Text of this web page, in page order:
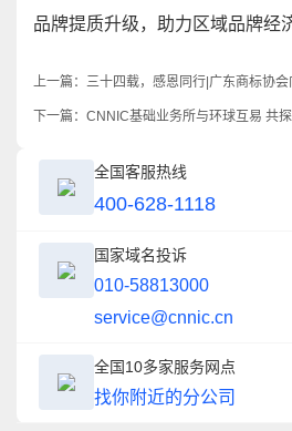
品牌提质升级，助力区域品牌经
上一篇： 三十四载，感恩同行|广东商标协
下一篇： CNNIC基础业务所与环球互易 共
全国客服热线
400-628-1118
国家域名投诉
010-58813000
service@cnnic.cn
全国10多家服务网点
找你附近的分公司